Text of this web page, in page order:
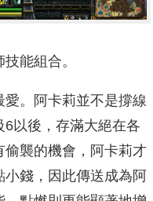
能組合。
。阿卡莉並不是撐線
以後，存滿大絕在各
襲的機會，阿卡莉才
錢，因此傳送成為阿